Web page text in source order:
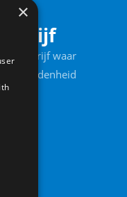
leerbedrijf waar
×